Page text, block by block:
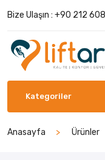
Bize Ulaşın : +90 212
Kategoriler
Anasayfa Ürünler